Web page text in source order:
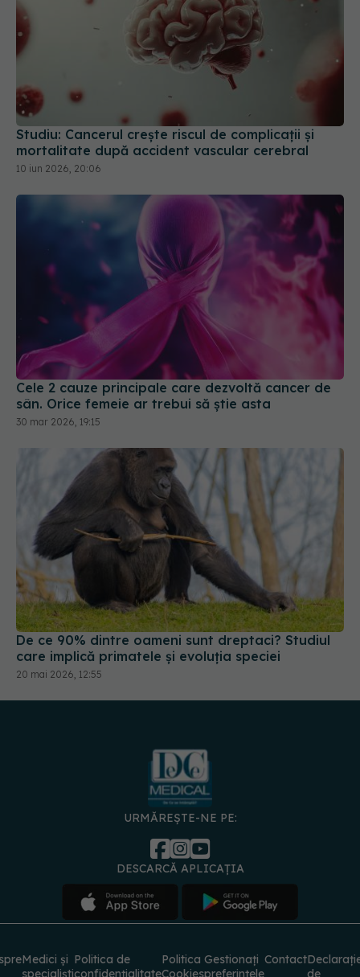
Studiu: Cancerul crește riscul de complicații și
mortalitate după accident vascular cerebral
10 iun 2026, 20:06
Cele 2 cauze principale care dezvoltă cancer de
sân. Orice femeie ar trebui să știe asta
30 mar 2026, 19:15
De ce 90% dintre oameni sunt dreptaci? Studiul
care implică primatele și evoluția speciei
20 mai 2026, 12:55
URMĂREȘTE-NE PE:
Medici și Politica de
Politica Gestionați Contact